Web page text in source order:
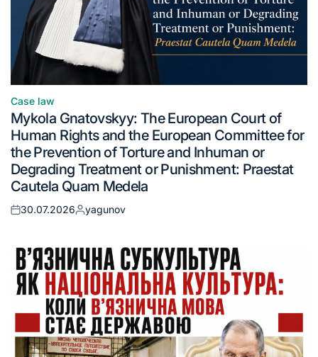
Case law
Mykola Gnatovskyy: The European Court of
Human Rights and the European Committee for
the Prevention of Torture and Inhuman or
Degrading Treatment or Punishment: Praestat
Cautela Quam Medela
30.07.2026 yagunov